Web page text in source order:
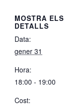
MOSTRA ELS
DETALLS
Data:
gener 31
Hora:
18:00 - 19:00
Cost: